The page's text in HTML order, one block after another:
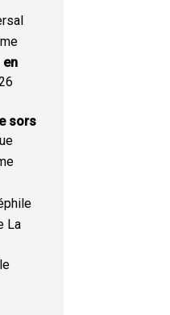
en
sors
La